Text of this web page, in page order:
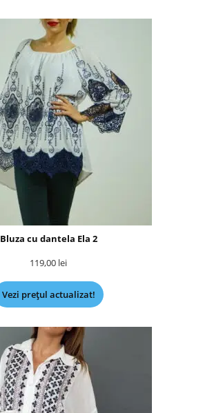
Bluza cu dantela Ela 2
119,00 lei
Vezi prețul actualizat!